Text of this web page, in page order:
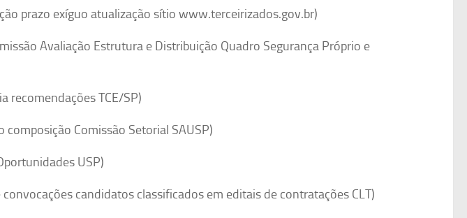
prazo exíguo atualização sítio www.terceirizados.gov.br)
Avaliação Estrutura e Distribuição Quadro Segurança Próprio e
recomendações TCE/SP)
composição Comissão Setorial SAUSP)
USP)
convocações candidatos classificados em editais de contratações CLT)